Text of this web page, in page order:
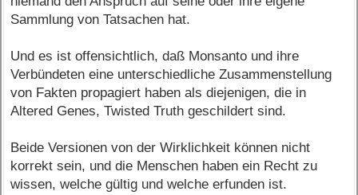
Sammlung von Tatsachen hat.
Und es ist offensichtlich, daß Monsanto und ihre
Verbündeten eine unterschiedliche Zusammenstellung
von Fakten propagiert haben als diejenigen, die in
Altered Genes, Twisted Truth geschildert sind.
Beide Versionen von der Wirklichkeit können nicht
korrekt sein, und die Menschen haben ein Recht zu
wissen, welche gültig und welche erfunden ist.